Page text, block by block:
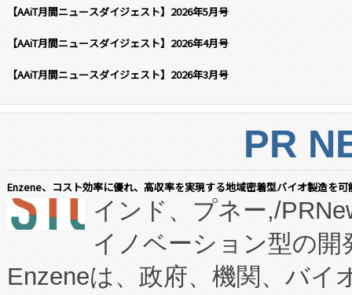
【AAiT月間ニュースダイジェスト】2026年5月号
【AAiT月間ニュースダイジェスト】2026年4月号
【AAiT月間ニュースダイジェスト】2026年3月号
PR
Enzene、コスト効率に優れ、高収率を実現する地域密着型バイオ製造を
インド、プネー,/
イノベーション型の
Enzeneは、政府、機関、バイ